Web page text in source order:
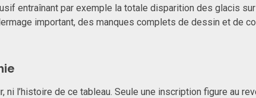
entraînant par exemple la totale disparition des glacis
important, des manques complets de dessin et de
ni l’histoire de ce tableau. Seule une inscription figure au